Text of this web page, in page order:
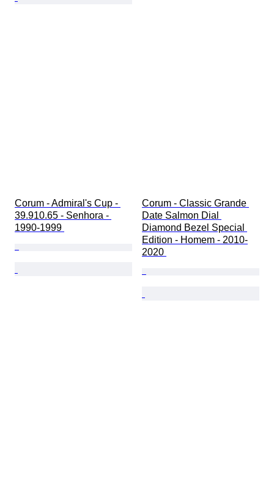
Corum - Admiral's Cup -
39.910.65 - Senhora -
1990-1999
Corum - Classic Grande
Date Salmon Dial
Diamond Bezel Special
Edition - Homem - 2010-
2020